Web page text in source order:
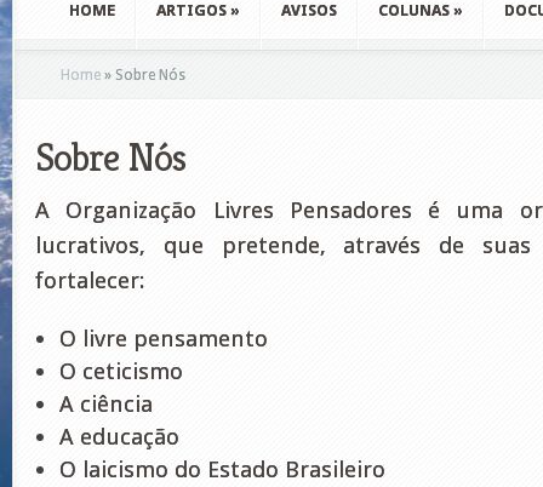
HOME ARTIGOS » AVISOS COLUNAS »
Home » Sobre Nós
Sobre Nós
A Organização Livres Pensadores é uma
lucrativos, que pretende, através de
fortalecer:
O livre pensamento
O ceticismo
A ciência
A educação
O laicismo do Estado Brasileiro